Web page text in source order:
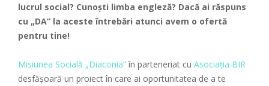
lucrul social? Cunoști limba engleză? Dacă ai răspuns
cu „DA” la aceste întrebări atunci avem o ofertă
pentru tine!
Misiunea Socială „Diaconia”în parteneriat cu Asociaţia BIR
desfășoară un proiect în care ai oportunitatea de a te